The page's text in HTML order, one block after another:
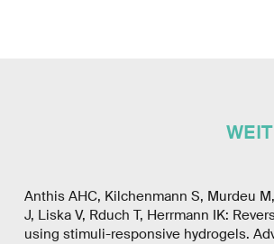
Anthis AHC, Kilchenmann S, Murdeu
J, Liska V, Rduch T, Herrmann IK:
using stimuli-responsive hydrogels.